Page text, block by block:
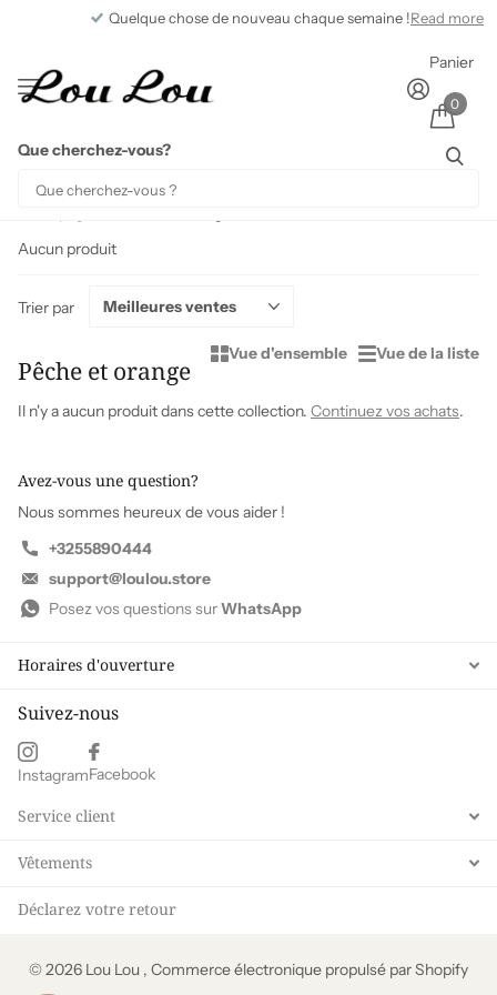
Quelque chose de nouveau chaque semaine !Read more
Que cherchez-vous?
Panier
0
Aucun produit
Vue d'ensemble Vue de la liste
Trier par
Pêche et orange
Il n'y a aucun produit dans cette collection. Continuez vos achats.
Avez-vous une question?
Nous sommes heureux de vous aider !
+3255890444
support@loulou.store
Posez vos questions surWhatsApp
Horaires d'ouverture
Suivez-nous
InstagramFacebook
Service client
Vêtements
Déclarez votre retour
©2026 Lou Lou , Commerce électronique propulsé par Shopify